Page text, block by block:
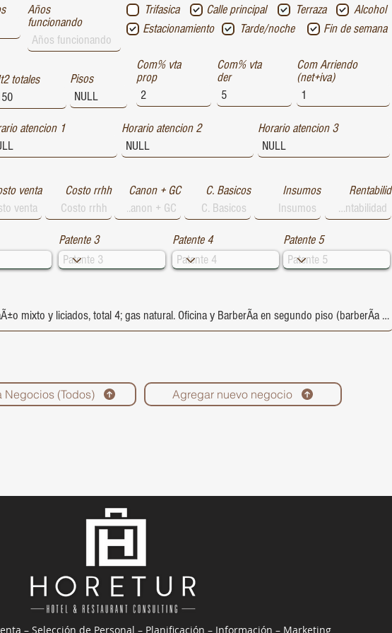
Años
funcionando
Trifasica Calle principal Alcohol
Terraza
Estacionamiento
Tarde/noche Fin de semana
totales Pisos
Com% vta
prop
Com% vta
der
Com Arriendo
(net+iva)
atencion 1 Horario atencion 2 Horario atencion 3
venta Costo rrhh Canon + GC C. Basicos Insumos Rentabilid
Patente 3 Patente 4 Patente 5
Negocios (Todos) Agregar nuevo negocio
– Selección de Personal – Planificación – Información – Marketing